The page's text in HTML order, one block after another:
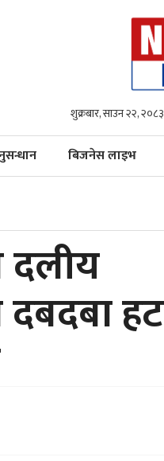
शुक्रबार, साउन २२, २०८३
बिजनेस लाइभ